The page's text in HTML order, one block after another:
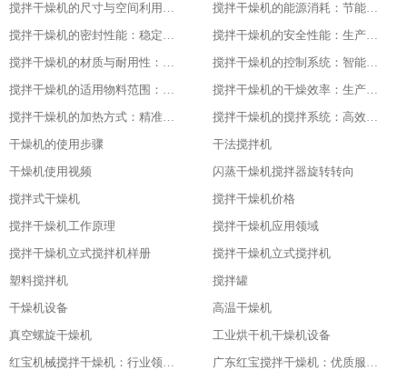
搅拌干燥机的尺寸与空间利用：灵活适应不同场地
搅拌干燥机的能源消耗：节能与高效的平衡
搅拌干燥机的密封性能：稳定干燥的关键
搅拌干燥机的安全性能：生产中的首要保障
搅拌干燥机的材质与耐用性：品质的坚实基础
搅拌干燥机的控制系统：智能化的操作体验
搅拌干燥机的适用物料范围：广泛的适应性
搅拌干燥机的干燥效率：生产效益的保障
搅拌干燥机的加热方式：精准控温的关键
搅拌干燥机的搅拌系统：高效混合的核心
干燥机的使用步骤
干法搅拌机
干燥机使用视频
闪蒸干燥机搅拌器旋转转向
搅拌式干燥机
搅拌干燥机价格
搅拌干燥机工作原理
搅拌干燥机应用领域
搅拌干燥机立式搅拌机样册
搅拌干燥机立式搅拌机
塑料搅拌机
搅拌罐
干燥机设备
高温干燥机
真空螺旋干燥机
工业烘干机干燥机设备
红宝机械搅拌干燥机：行业领先，值得信赖
广东红宝搅拌干燥机：优质服务，全程保障